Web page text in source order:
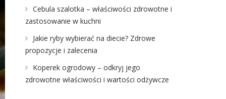
Cebula szalotka – właściwości zdrowotne i
zastosowanie w kuchni
Jakie ryby wybierać na diecie? Zdrowe
propozycje i zalecenia
Koperek ogrodowy – odkryj jego
zdrowotne właściwości i wartości odżywcze